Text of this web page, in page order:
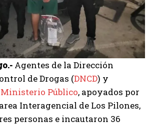
Agentes de la Dirección
de Drogas (DNCD) y
Ministerio Público, apoyados por
Interagencial de Los Pilones,
personas e incautaron 36